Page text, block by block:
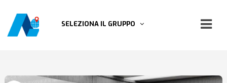
SELEZIONA IL GRUPPO